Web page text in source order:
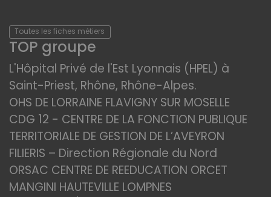
Toutes les fiches métiers
TOP groupe
L'Hôpital Privé de l'Est Lyonnais (HPEL) à
Saint-Priest, Rhône, Rhône-Alpes.
OHS DE LORRAINE FLAVIGNY SUR MOSELLE
CDG 12 - CENTRE DE LA FONCTION PUBLIQUE
TERRITORIALE DE GESTION DE L’AVEYRON
FILIERIS – Direction Régionale du Nord
ORSAC CENTRE DE REEDUCATION ORCET
MANGINI HAUTEVILLE LOMPNES